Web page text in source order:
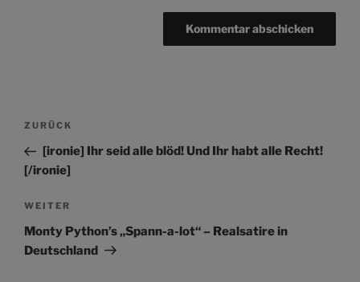
Beitragsnavigation
Vorheriger
Beitrag
ZURÜCK
[ironie] Ihr seid alle blöd! Und Ihr habt alle Recht!
[/ironie]
Nächster
Beitrag
WEITER
Monty Python’s „Spann-a-lot“ – Realsatire in
Deutschland